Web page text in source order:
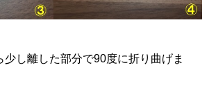
し離した部分で90度に折り曲げま